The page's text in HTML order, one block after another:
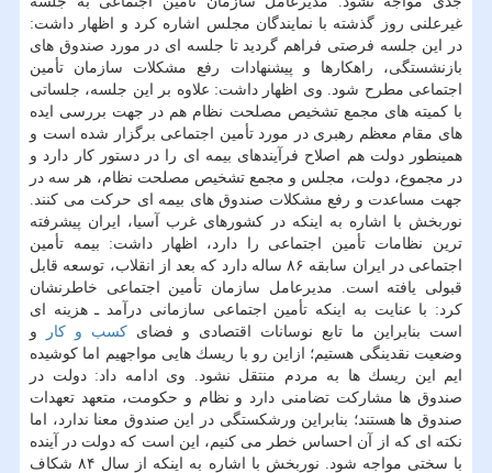
غیرعلنی روز گذشته با نمایندگان مجلس اشاره كرد و اظهار داشت:
در این جلسه فرصتی فراهم گردید تا جلسه ای در مورد صندوق های
بازنشستگی، راهكارها و پیشنهادات رفع مشكلات سازمان تأمین
اجتماعی مطرح شود. وی اظهار داشت: علاوه بر این جلسه، جلساتی
با كمیته های مجمع تشخیص مصلحت نظام هم در جهت بررسی ایده
های مقام معظم رهبری در مورد تأمین اجتماعی برگزار شده است و
همینطور دولت هم اصلاح فرآیندهای بیمه ای را در دستور كار دارد و
در مجموع، دولت، مجلس و مجمع تشخیص مصلحت نظام، هر سه در
جهت مساعدت و رفع مشكلات صندوق های بیمه ای حركت می كنند.
نوربخش با اشاره به اینكه در كشورهای غرب آسیا، ایران پیشرفته
ترین نظامات تأمین اجتماعی را دارد، اظهار داشت: بیمه تأمین
اجتماعی در ایران سابقه ۸۶ ساله دارد كه بعد از انقلاب، توسعه قابل
قبولی یافته است. مدیرعامل سازمان تأمین اجتماعی خاطرنشان
كرد: با عنایت به اینكه تأمین اجتماعی سازمانی درآمد ـ هزینه ای
است بنابراین ما تابع نوسانات اقتصادی و فضای كسب و كار
و
وضعیت نقدینگی هستیم؛ ازاین رو با ریسك هایی مواجهیم اما كوشیده
ایم این ریسك ها به مردم منتقل نشود. وی ادامه داد: دولت در
صندوق ها مشاركت تضامنی دارد و نظام و حكومت، متعهد تعهدات
صندوق ها هستند؛ بنابراین ورشكستگی در این صندوق معنا ندارد، اما
نكته ای كه از آن احساس خطر می كنیم، این است كه دولت در آینده
با سختی مواجه شود. نوربخش با اشاره به اینكه از سال ۸۴ شكاف